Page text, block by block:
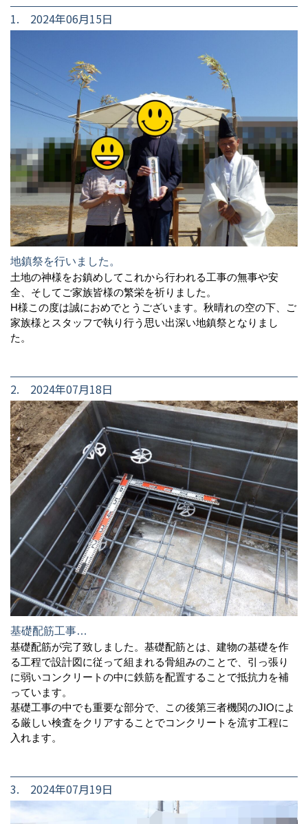
1. 2024年06月15日
地鎮祭を行いました。
土地の神様をお鎮めしてこれから行われる工事の無事や安
全、そしてご家族皆様の繁栄を祈りました。
H様この度は誠におめでとうございます。秋晴れの空の下、ご
家族様とスタッフで執り行う思い出深い地鎮祭となりまし
た。
2. 2024年07月18日
基礎配筋工事…
基礎配筋が完了致しました。基礎配筋とは、建物の基礎を作
る工程で設計図に従って組まれる骨組みのことで、引っ張り
に弱いコンクリートの中に鉄筋を配置することで抵抗力を補
っています。
基礎工事の中でも重要な部分で、この後第三者機関のJIOによ
る厳しい検査をクリアすることでコンクリートを流す工程に
入れます。
3. 2024年07月19日